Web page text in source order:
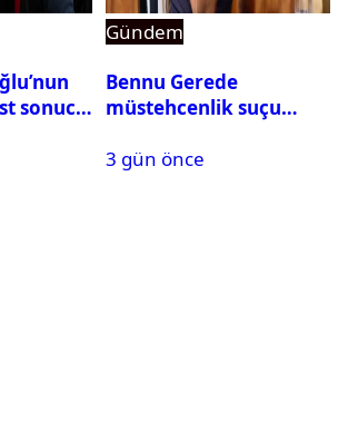
sonucu
Gündem
Bennu Gerede
müstehcenlik suçu
alındı
3 gün önce